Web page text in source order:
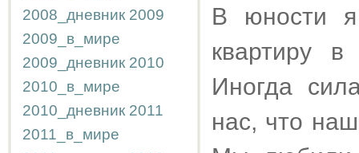
2008_дневник 2009
2009_в_мире
2009_дневник 2010
2010_в_мире
2010_дневник 2011
2011_в_мире
В юности
квартиру
Иногда
нас, что